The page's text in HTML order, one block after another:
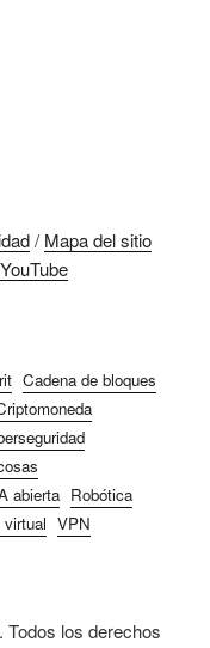
/ Mapa del sitio
Cadena de bloques
abierta Robótica
virtual VPN
Todos los derechos